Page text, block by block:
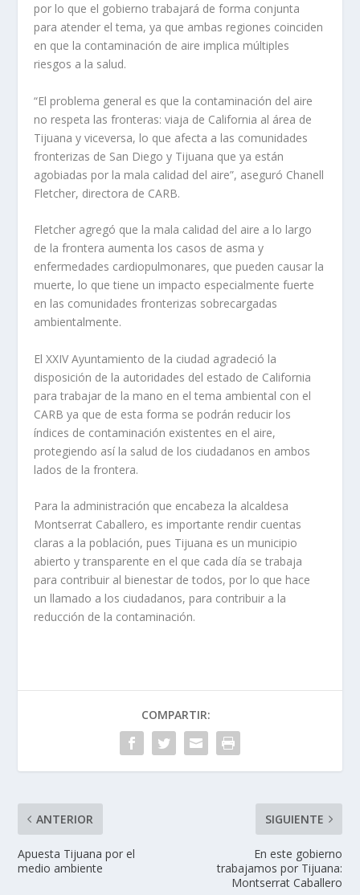
por lo que el gobierno trabajará de forma conjunta
para atender el tema, ya que ambas regiones coinciden
en que la contaminación de aire implica múltiples
riesgos a la salud.
“El problema general es que la contaminación del aire
no respeta las fronteras: viaja de California al área de
Tijuana y viceversa, lo que afecta a las comunidades
fronterizas de San Diego y Tijuana que ya están
agobiadas por la mala calidad del aire”, aseguró Chanell
Fletcher, directora de CARB.
Fletcher agregó que la mala calidad del aire a lo largo
de la frontera aumenta los casos de asma y
enfermedades cardiopulmonares, que pueden causar la
muerte, lo que tiene un impacto especialmente fuerte
en las comunidades fronterizas sobrecargadas
ambientalmente.
El XXIV Ayuntamiento de la ciudad agradeció la
disposición de la autoridades del estado de California
para trabajar de la mano en el tema ambiental con el
CARB ya que de esta forma se podrán reducir los
índices de contaminación existentes en el aire,
protegiendo así la salud de los ciudadanos en ambos
lados de la frontera.
Para la administración que encabeza la alcaldesa
Montserrat Caballero, es importante rendir cuentas
claras a la población, pues Tijuana es un municipio
abierto y transparente en el que cada día se trabaja
para contribuir al bienestar de todos, por lo que hace
un llamado a los ciudadanos, para contribuir a la
reducción de la contaminación.
COMPARTIR:
ANTERIOR
Apuesta Tijuana por el
medio ambiente
SIGUIENTE
En este gobierno
trabajamos por Tijuana:
Montserrat Caballero